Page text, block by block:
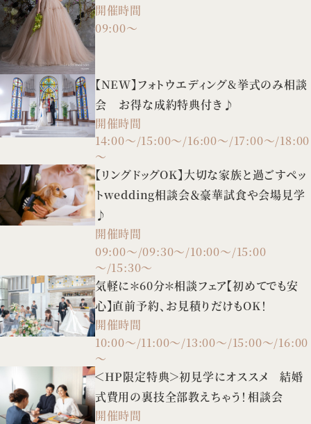
開催時間
09:00～
【NEW】フォトウエディング&挙式のみ相談
会 お得な成約特典付き♪
開催時間
14:00～/15:00～/16:00～/17:00～/18:00
～
【リングドッグOK】大切な家族と過ごすペッ
トwedding相談会＆豪華試食や会場見学
♪
開催時間
09:00～/09:30～/10:00～/15:00
～/15:30～
気軽に＊60分＊相談フェア【初めてでも安
心】直前予約、お見積りだけもOK！
開催時間
10:00～/11:00～/13:00～/15:00～/16:00
～
＜HP限定特典＞初見学にオススメ 結婚
式費用の裏技全部教えちゃう！相談会
開催時間